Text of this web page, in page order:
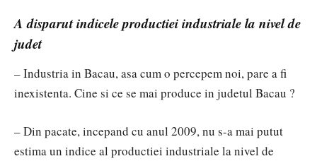
A disparut indicele productiei industriale la nivel de
judet
– Industria in Bacau, asa cum o percepem noi, pare a fi
inexistenta. Cine si ce se mai produce in judetul Bacau ?
– Din pacate, incepand cu anul 2009, nu s-a mai putut
estima un indice al productiei industriale la nivel de